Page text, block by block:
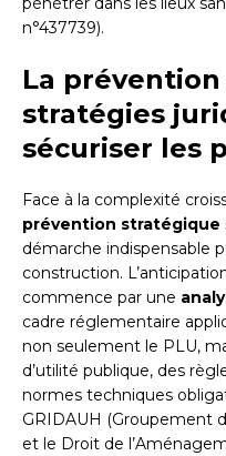
n°437739).
La prévention
stratégies
sécuriser les
Face à la complexité
prévention stratégique
démarche indispensable
construction.
commence par une
cadre réglementaire
non seulement le PLU,
d’utilité publique, des
normes techniques
GRIDAUH (Groupement
et le Droit de